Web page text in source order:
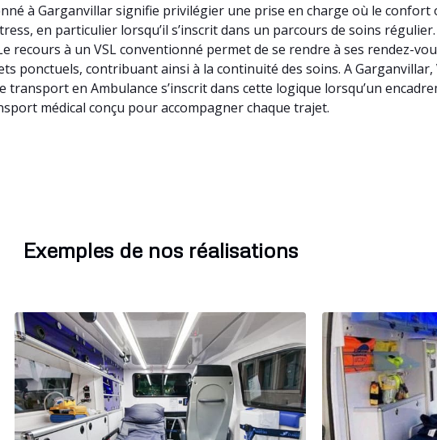
à Garganvillar signifie privilégier une prise en charge où le confort
en particulier lorsqu’il s’inscrit dans un parcours de soins régulier.
à un VSL conventionné permet de se rendre à ses rendez-
ponctuels, contribuant ainsi à la continuité des soins. A
en Ambulance s’inscrit dans cette logique lorsqu’un
médical conçu pour accompagner chaque trajet.
Exemples de nos réalisations